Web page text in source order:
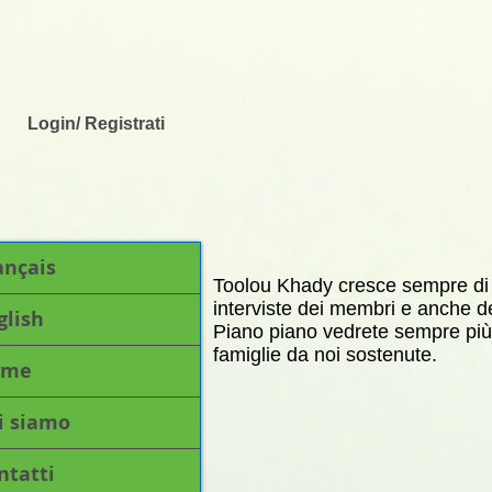
Login/ Registrati
siamo
Toolou Khady cresce sempre
interviste dei membri e anche
Piano piano vedrete sempre
famiglie da noi sostenute.